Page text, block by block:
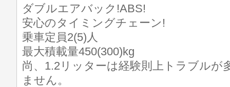
ダブルエアバック!ABS!
安心のタイミングチェーン!
乗車定員2(5)人
最大積載量450(300)kg
尚、1.2リッターは経験則上トラブルが
ません。